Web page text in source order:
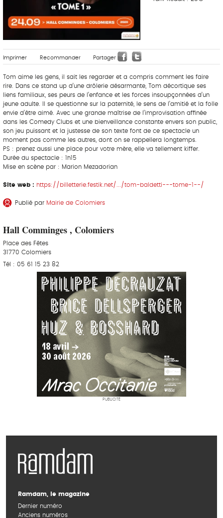
Imprimer Recommander Partager
Tom aime les gens, il sait les regarder et a compris comment les faire
rire. Dans ce stand up d’une drôlerie désarmante, Tom décortique ses
liens familiaux, ses peurs de l’enfance et les forces insoupçonnées d’un
jeune adulte. Il se questionne sur la paternité, le sens de l’amitié et la folle
envie d’être aimé. Avec une grande maîtrise de l’improvisation affinée
dans les Comedy Clubs et une bienveillance constante envers son public,
son jeu puissant et la justesse de son texte font de ce spectacle un
moment pas comme les autres, dont on se rappellera longtemps.
PS : prenez aussi une place pour votre mère, elle va tellement kiffer.
Durée du spectacle : 1h15
Mise en scène par : Marion Mezadorian
Site web : https://billetterie.festik.net/.../tom-baldetti---tome-1--/
Publié par Mairie de Colomiers
Hall Comminges , Colomiers
Place des Fêtes
31770 Colomiers
Tél : 05 61 15 23 82
PUBLICITÉ
Ramdam, le magazine
Dernier numéro
Anciens numéros